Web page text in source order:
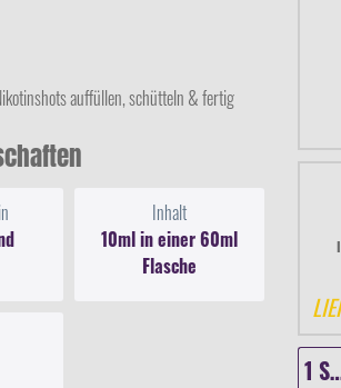
auffüllen, schütteln & fertig
Inhalt
10ml in einer 60ml
Flasche